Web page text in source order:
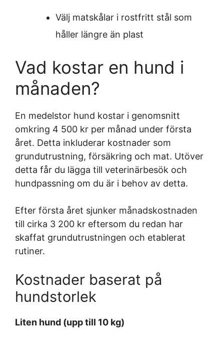
Välj matskålar i rostfritt stål som
håller längre än plast
Vad kostar en hund i
månaden?
En medelstor hund kostar i genomsnitt
omkring 4 500 kr per månad under första
året. Detta inkluderar kostnader som
grundutrustning, försäkring och mat. Utöver
detta får du lägga till veterinärbesök och
hundpassning om du är i behov av detta.
Efter första året sjunker månadskostnaden
till cirka 3 200 kr eftersom du redan har
skaffat grundutrustningen och etablerat
rutiner.
Kostnader baserat på
hundstorlek
Liten hund (upp till 10 kg)